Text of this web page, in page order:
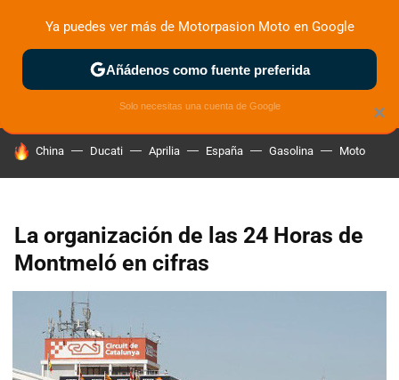
ZONA DE PRUEBAS DEPORTIVAS MOTOS ELÉCTRICAS
HOY SE HABLA DE
China Ducati Aprilia España Gasolina Moto
La organización de las 24 Horas de
Montmeló en cifras
×
Ya puedes ver más de Motorpasion Moto en Google
Añádenos como fuente preferida
Solo necesitas una cuenta de Google